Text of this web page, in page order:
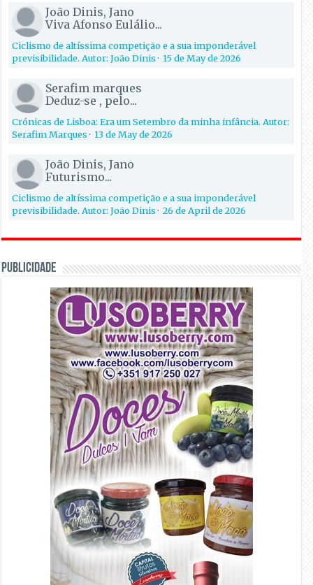
João Dinis, Jano
Viva Afonso Eulálio...
Ciclismo de altíssima competição e a sua imponderável
previsibilidade. Autor: João Dinis·15 de May de 2026
Serafim marques
Deduz-se , pelo...
Crónicas de Lisboa: Era um Setembro da minha infância. Autor:
Serafim Marques·13 de May de 2026
João Dinis, Jano
Futurismo...
Ciclismo de altíssima competição e a sua imponderável
previsibilidade. Autor: João Dinis·26 de April de 2026
PUBLICIDADE